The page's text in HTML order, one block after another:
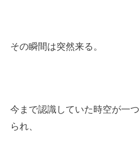
その瞬間は突然来る。
今まで認識していた時空が一
られ、